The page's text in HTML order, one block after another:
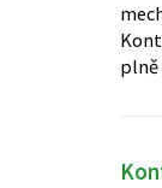
plně